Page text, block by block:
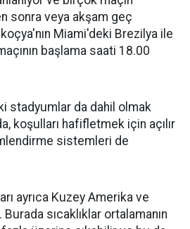
sonra veya akşam geç
Miami'deki Brezilya ile
başlama saati 18.00
stadyumlar da dahil olmak
koşulları hafifletmek için açılır
sistemleri de
ayrıca Kuzey Amerika ve
sıcaklıklar ortalamanın